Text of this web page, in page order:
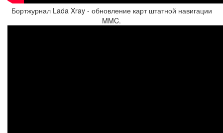
Бортжурнал Lada Xray - обновление карт штатной навигации
MMC.